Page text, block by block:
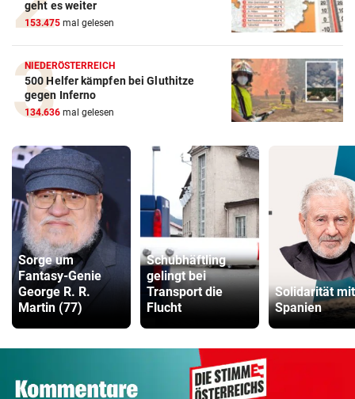
geht es weiter
153.475 mal gelesen
NIEDERÖSTERREICH
500 Helfer kämpfen bei Gluthitze
gegen Inferno
134.636 mal gelesen
Sorge um
Fantasy-Genie
George R. R.
Martin (77)
Schubhäftling
gelingt bei
Transport die
Flucht
Solidarität mit
Spanien